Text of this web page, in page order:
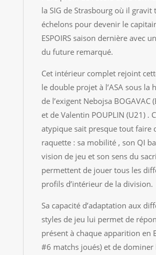
la SIG de Strasbourg où il gravit
échelons pour devenir le
ESPOIRS saison dernière avec
du future remarqué.
Cet intérieur complet rejoint
le double projet à l’ASA sous la
de l’exigent Nebojsa BOGAVAC
et de Valentin POUPLIN (U21) .
atypique sait presque tout faire
raquette : sa mobilité , son QI
vision de jeu et son sens du
permettent de jouer tous les
profils d’intérieur de la division.
Sa capacité d’adaptation aux
styles de jeu lui permet de
présent à chaque apparition en
#6 matchs joués) et de dominer